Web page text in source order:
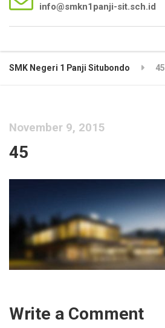
info@smkn1panji-sit.sch.id
SMK Negeri 1 Panji Situbondo 45
November 9, 2015
45
Write a Comment